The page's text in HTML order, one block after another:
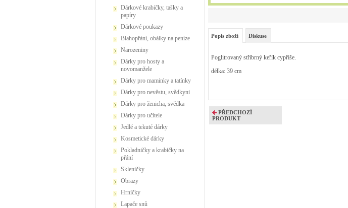
Dárkové krabičky, tašky a
papíry
Dárkové poukazy
Blahopřání, obálky na peníze
Narozeniny
Dárky pro hosty a
novomanžele
Dárky pro maminky a tatínky
Dárky pro nevěstu, svědkyni
Dárky pro ženicha, svědka
Dárky pro učitele
Jedlé a tekuté dárky
Kosmetické dárky
Pokladničky a krabičky na
přání
Skleničky
Obrazy
Hrníčky
Lapače snů
Popis zboží Diskuse
Poglitrovaný stříbrný keřík cypřiše.
délka: 39 cm
PŘEDCHOZÍ
PRODUKT